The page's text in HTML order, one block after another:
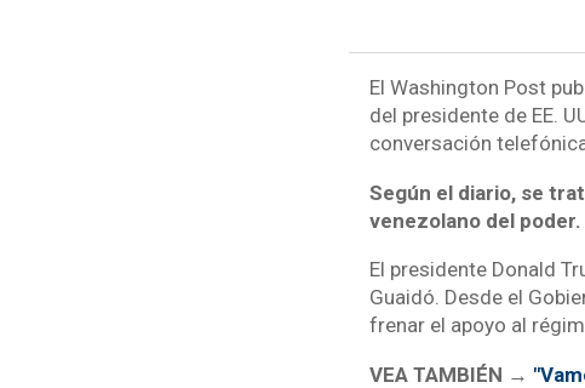
El Washington Post
del presidente de EE.
conversación
Según el diario, se
venezolano del poder.
El presidente Donald
Guaidó. Desde el
frenar el apoyo al
VEA TAMBIÉN →